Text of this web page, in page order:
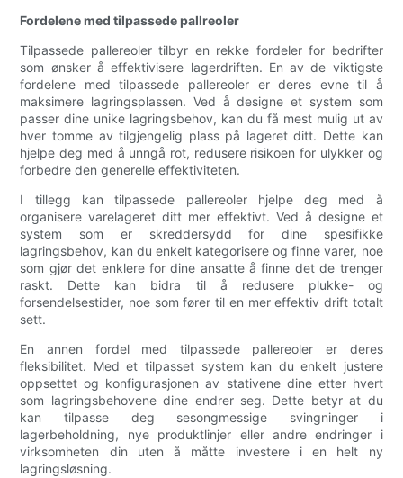
Fordelene med tilpassede pallreoler
Tilpassede pallereoler tilbyr en rekke fordeler for bedrifter
som ønsker å effektivisere lagerdriften. En av de viktigste
fordelene med tilpassede pallereoler er deres evne til å
maksimere lagringsplassen. Ved å designe et system som
passer dine unike lagringsbehov, kan du få mest mulig ut av
hver tomme av tilgjengelig plass på lageret ditt. Dette kan
hjelpe deg med å unngå rot, redusere risikoen for ulykker og
forbedre den generelle effektiviteten.
I tillegg kan tilpassede pallereoler hjelpe deg med å
organisere varelageret ditt mer effektivt. Ved å designe et
system som er skreddersydd for dine spesifikke
lagringsbehov, kan du enkelt kategorisere og finne varer, noe
som gjør det enklere for dine ansatte å finne det de trenger
raskt. Dette kan bidra til å redusere plukke- og
forsendelsestider, noe som fører til en mer effektiv drift totalt
sett.
En annen fordel med tilpassede pallereoler er deres
fleksibilitet. Med et tilpasset system kan du enkelt justere
oppsettet og konfigurasjonen av stativene dine etter hvert
som lagringsbehovene dine endrer seg. Dette betyr at du
kan tilpasse deg sesongmessige svingninger i
lagerbeholdning, nye produktlinjer eller andre endringer i
virksomheten din uten å måtte investere i en helt ny
lagringsløsning.